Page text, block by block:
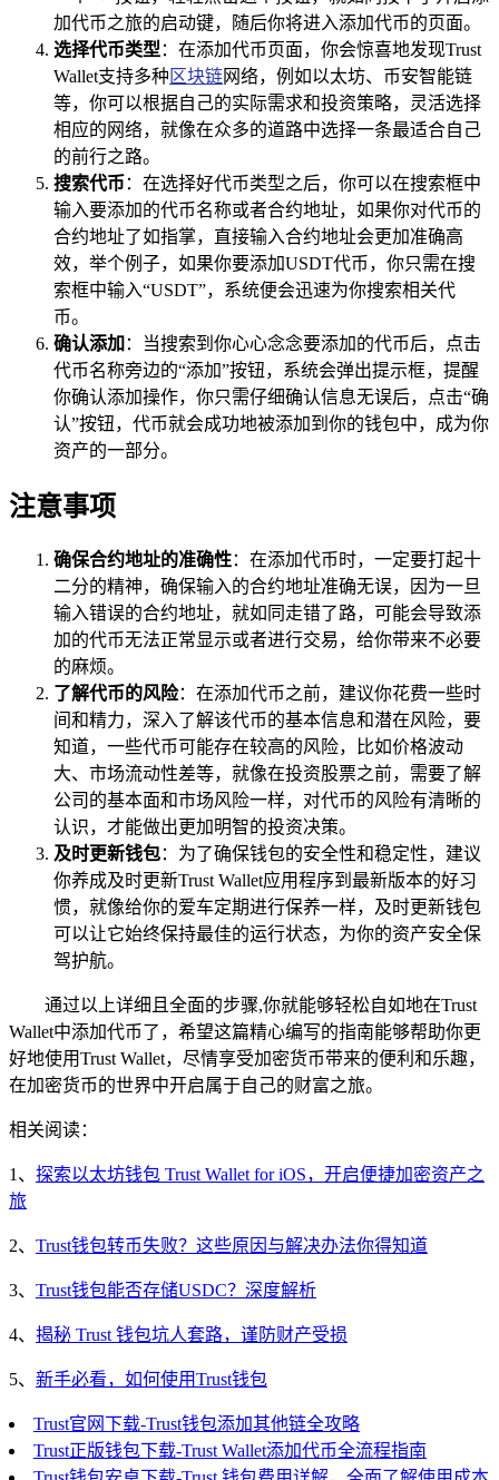
加代币之旅的启动键，随后你将进入添加代币的页面。
选择代币类型 ：在添加代币页面，你会惊喜地发现Trust
Wallet支持多种 区块链网络，例如以太坊、币安智能链
等，你可以根据自己的实际需求和投资策略，灵活选择
相应的网络，就像在众多的道路中选择一条最适合自己
的前行之路。
搜索代币 ：在选择好代币类型之后，你可以在搜索框中
输入要添加的代币名称或者合约地址，如果你对代币的
合约地址了如指掌，直接输入合约地址会更加准确高
效，举个例子，如果你要添加USDT代币，你只需在搜
索框中输入“USDT”，系统便会迅速为你搜索相关代
币。
确认添加 ：当搜索到你心心念念要添加的代币后，点击
代币名称旁边的“添加”按钮，系统会弹出提示框，提醒
你确认添加操作，你只需仔细确认信息无误后，点击“确
认”按钮，代币就会成功地被添加到你的钱包中，成为你
资产的一部分。
注意事项
确保合约地址的准确性：在添加代币时，一定要打起十
二分的精神，确保输入的合约地址准确无误，因为一旦
输入错误的合约地址，就如同走错了路，可能会导致添
加的代币无法正常显示或者进行交易，给你带来不必要
的麻烦。
了解代币的风险：在添加代币之前，建议你花费一些时
间和精力，深入了解该代币的基本信息和潜在风险，要
知道，一些代币可能存在较高的风险，比如价格波动
大、市场流动性差等，就像在投资股票之前，需要了解
公司的基本面和市场风险一样，对代币的风险有清晰的
认识，才能做出更加明智的投资决策。
及时更新钱包：为了确保钱包的安全性和稳定性，建议
你养成及时更新Trust Wallet应用程序到最新版本的好习
惯，就像给你的爱车定期进行保养一样，及时更新钱包
可以让它始终保持最佳的运行状态，为你的资产安全保
驾护航。
通过以上详细且全面的步骤,你就能够轻松自如地在Trust
Wallet中添加代币了，希望这篇精心编写的指南能够帮助你更
好地使用Trust Wallet，尽情享受加密货币带来的便利和乐趣，
在加密货币的世界中开启属于自己的财富之旅。
相关阅读：
1、 探索以太坊钱包 Trust Wallet for iOS，开启便捷加密资产之
旅
2、 Trust钱包转币失败？这些原因与解决办法你得知道
3、 Trust钱包能否存储USDC？深度解析
4、 揭秘 Trust 钱包坑人套路，谨防财产受损
5、 新手必看，如何使用Trust钱包
Trust官网下载-Trust钱包添加其他链全攻略
Trust正版钱包下载-Trust Wallet添加代币全流程指南